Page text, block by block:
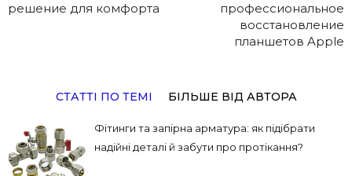
решение для комфорта
профессиональное
восстановление
планшетов Apple
СТАТТІ ПО ТЕМІ БІЛЬШЕ ВІД АВТОРА
Фітинги та запірна арматура: як підібрати
надійні деталі й забути про протікання?